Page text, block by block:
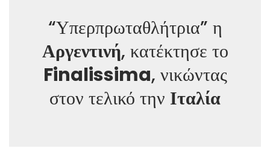
“Υπερπρωταθλήτρια” η
Αργεντινή, κατέκτησε το
Finalissima, νικώντας
στον τελικό την Ιταλία